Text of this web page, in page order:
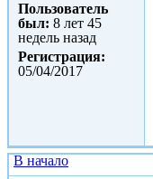
Пользователь
был: 8 лет 45
недель назад
Регистрация:
05/04/2017
В начало